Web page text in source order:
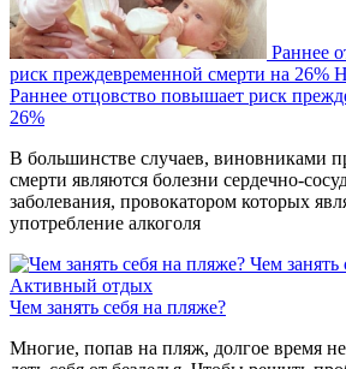
Раннее
риск преждевременной смерти на 26%
Раннее отцовство повышает риск
26%
В большинстве случаев, виновниками
смерти являются болезни сердечно-
заболевания, провокатором которых
употребление алкоголя
Чем занять
Активный отдых
Чем занять себя на пляже?
Многие, попав на пляж, долгое время